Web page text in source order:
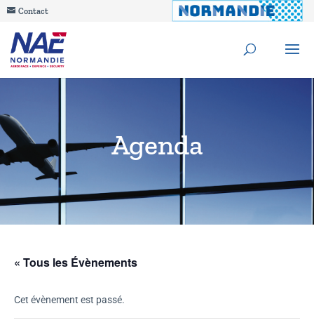
Contact
Agenda
« Tous les Évènements
Cet évènement est passé.